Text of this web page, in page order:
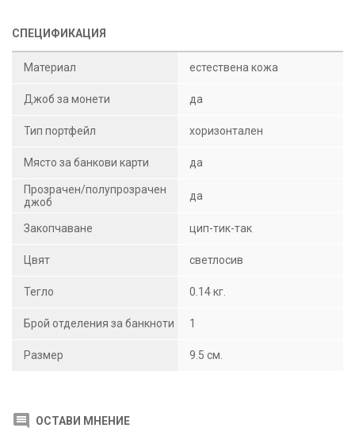
СПЕЦИФИКАЦИЯ
Материал естествена кожа
Джоб за монети да
Тип портфейл хоризонтален
Място за банкови карти да
Прозрачен/полупрозрачен
джоб
да
Закопчаване цип-тик-так
Цвят светлосив
Тегло 0.14 кг.
Брой отделения за банкноти 1
Размер 9.5 см.
ОСТАВИ МНЕНИЕ